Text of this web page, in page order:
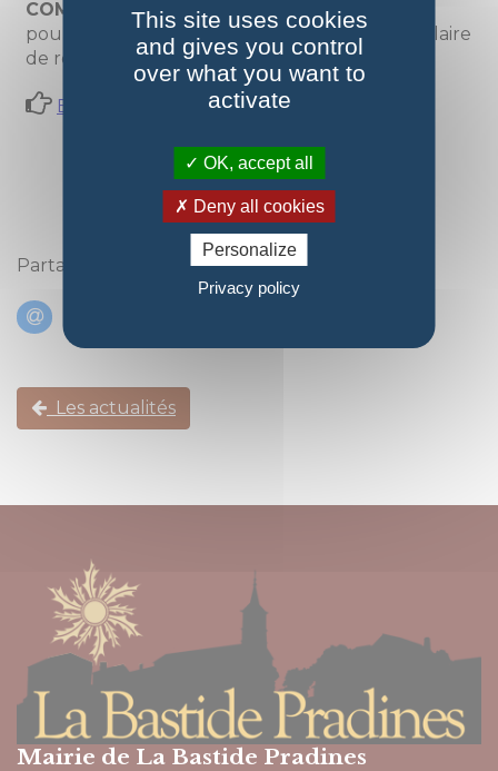
COMPOSTAGE INDIVIDUEL
en bas de page,
pour consulter la charte et accéder au formulaire
de réservation.
Environnement et gestion des déchets
Partagez cette actualité :
Les actualités
Mairie de La Bastide Pradines
This site uses cookies
and gives you control
over what you want to
activate
OK, accept all
Deny all cookies
Personalize
Privacy policy